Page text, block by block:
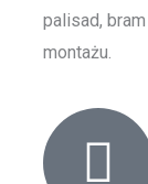
palisad,
montażu.